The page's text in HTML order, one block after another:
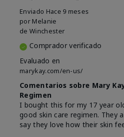
Enviado Hace 9 meses
por Melanie
de Winchester
Comprador verificado
Evaluado en
marykay.com/en-us/
Comentarios sobre Mary
Regimen
I bought this for my 17 year
good skin care regimen. They
say they love how their skin